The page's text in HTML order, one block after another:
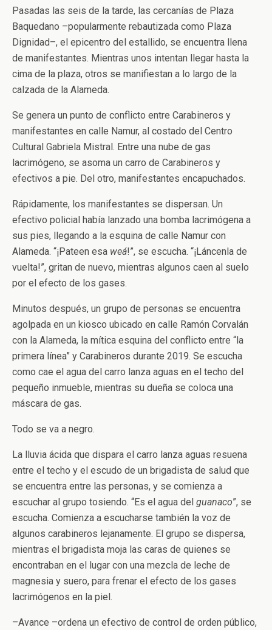
Pasadas las seis de la tarde, las cercanías de Plaza
Baquedano –popularmente rebautizada como Plaza
Dignidad–, el epicentro del estallido, se encuentra llena
de manifestantes. Mientras unos intentan llegar hasta la
cima de la plaza, otros se manifiestan a lo largo de la
calzada de la Alameda.
Se genera un punto de conflicto entre Carabineros y
manifestantes en calle Namur, al costado del Centro
Cultural Gabriela Mistral. Entre una nube de gas
lacrimógeno, se asoma un carro de Carabineros y
efectivos a pie. Del otro, manifestantes encapuchados.
Rápidamente, los manifestantes se dispersan. Un
efectivo policial había lanzado una bomba lacrimógena a
sus pies, llegando a la esquina de calle Namur con
Alameda. “¡Pateen esa weá!”, se escucha. “¡Láncenla de
vuelta!”, gritan de nuevo, mientras algunos caen al suelo
por el efecto de los gases.
Minutos después, un grupo de personas se encuentra
agolpada en un kiosco ubicado en calle Ramón Corvalán
con la Alameda, la mítica esquina del conflicto entre “la
primera línea” y Carabineros durante 2019. Se escucha
como cae el agua del carro lanza aguas en el techo del
pequeño inmueble, mientras su dueña se coloca una
máscara de gas.
Todo se va a negro.
La lluvia ácida que dispara el carro lanza aguas resuena
entre el techo y el escudo de un brigadista de salud que
se encuentra entre las personas, y se comienza a
escuchar al grupo tosiendo. “Es el agua del guanaco”, se
escucha. Comienza a escucharse también la voz de
algunos carabineros lejanamente. El grupo se dispersa,
mientras el brigadista moja las caras de quienes se
encontraban en el lugar con una mezcla de leche de
magnesia y suero, para frenar el efecto de los gases
lacrimógenos en la piel.
–Avance –ordena un efectivo de control de orden público,